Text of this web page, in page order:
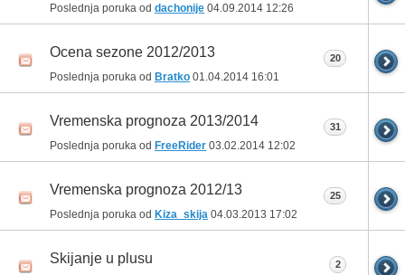
Poslednja poruka od dachonije 04.09.2014 12:26
Ocena sezone 2012/2013
Poslednja poruka od Bratko 01.04.2014 16:01
20
Vremenska prognoza 2013/2014
Poslednja poruka od FreeRider 03.02.2014 12:02
31
Vremenska prognoza 2012/13
Poslednja poruka od Kiza_skija 04.03.2013 17:02
25
Skijanje u plusu 2